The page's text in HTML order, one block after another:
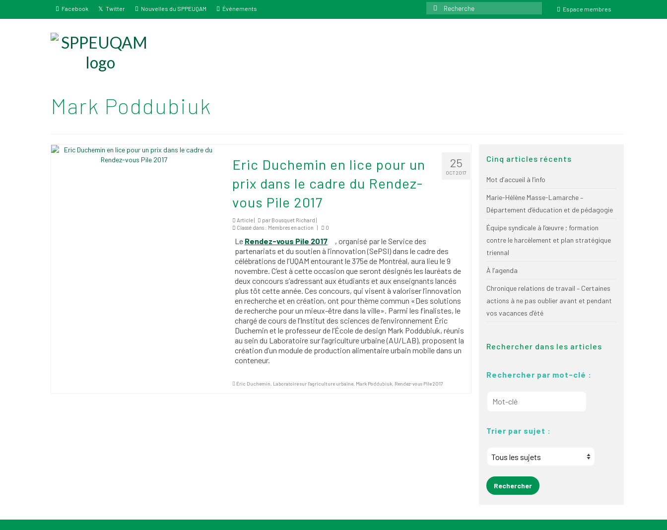
Facebook Twitter Nouvelles du SPPEUQAM Événements
Rechercher
:
Espace membres
Mark Poddubiuk
25
OCT 2017
Eric Duchemin en lice pour un
prix dans le cadre du Rendez-
vous Pile 2017
Article | par Bousquet Richard |
Classé dans : Membres en action | 0
Le Rendez-vous Pile 2017
, organisé par le Service des
partenariats et du soutien à l’innovation (SePSI) dans le cadre des
célébrations de l’UQAM entourant le 375e de Montréal, aura lieu le 9
novembre. C’est à cette occasion que seront désignés les lauréats de
deux concours s’adressant aux étudiants et aux enseignants lancés
plus tôt cette année. Ces concours, qui visent à valoriser l’innovation
en recherche et en création, ont pour thème commun «Des solutions
de recherche pour un mieux-être dans la ville». Parmi les finalistes, le
chargé de cours de l’Institut des sciences de l’environnement Éric
Duchemin et le professeur de l’École de design Mark Poddubiuk, réunis
au sein du Laboratoire sur l’agriculture urbaine (AU/LAB), proposent la
création d’un module de production alimentaire urbain mobile dans un
conteneur.
Éric Duchemin, Laboratoire sur l'agriculture urbaine, Mark Poddubiuk, Rendez-vous Pile 2017
Cinq articles récents
Mot d’accueil à l’info
Marie-Hélène Masse-Lamarche –
Département d’éducation et de pédagogie
Équipe syndicale à l’œuvre ; formation
contre le harcèlement et plan stratégique
triennal
À l’agenda
Chronique relations de travail – Certaines
actions à ne pas oublier avant et pendant
vos vacances d’été
Rechercher dans les articles
Rechercher par mot-clé :
Trier par sujet :